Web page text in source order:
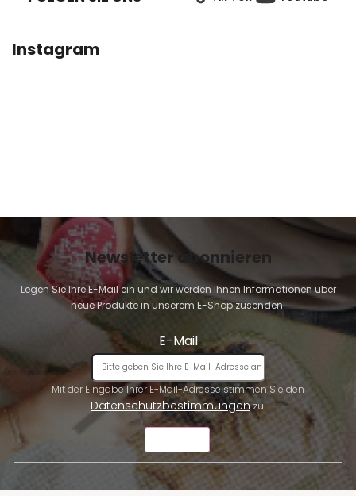
Instagram
Newsletter abonnieren
Legen Sie Ihre E-Mail ein und wir werden Ihnen Informationen über
neue Produkte in unserem E-Shop zusenden.
E-Mail
Datenschutzbestimmungenzu.